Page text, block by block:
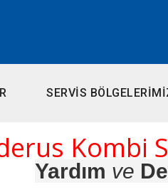
SERVİS
Kombi
Yardım ve